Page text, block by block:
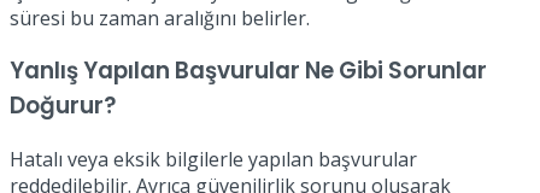
süresi bu zaman aralığını belirler.
Yanlış Yapılan Başvurular Ne Gibi Sorunlar
Doğurur?
Hatalı veya eksik bilgilerle yapılan başvurular
reddedilebilir. Ayrıca güvenilirlik sorunu oluşarak